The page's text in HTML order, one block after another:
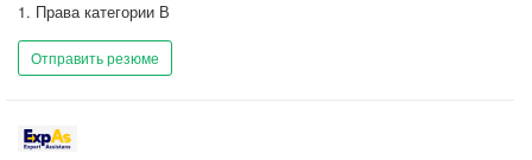
1. Права категории В
Отправить резюме